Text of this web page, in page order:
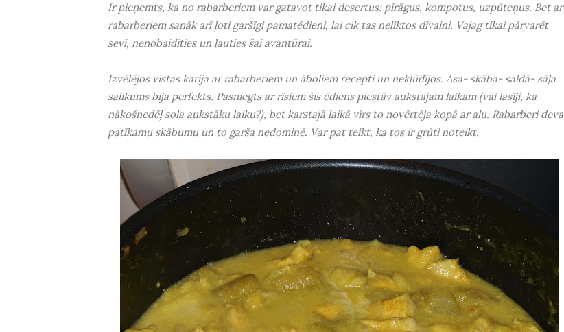
Ir pieņemts, ka no rabarberiem var gatavot tikai desertus: pīrāgus, kompotus, uzpūteņus. Bet ar
rabarberiem sanāk arī ļoti garšīgi pamatēdieni, lai cik tas neliktos dīvaini. Vajag tikai pārvarēt
sevi, nenobaidīties un ļauties šai avantūrai.
Izvēlējos vistas karija ar rabarberiem un āboliem recepti un nekļūdījos. Asa- skāba- saldā- sāļa
salikums bija perfekts. Pasniegts ar rīsiem šis ēdiens piestāv aukstajam laikam (vai lasīji, ka
nākošnedēļ sola aukstāku laiku?), bet karstajā laikā vīrs to novērtēja kopā ar alu. Rabarberi deva
patīkamu skābumu un to garša nedominē. Var pat teikt, ka tos ir grūti noteikt.